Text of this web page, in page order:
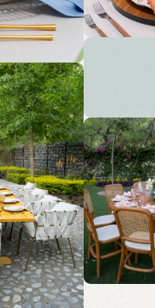
Eventos
nuestra
mobiliario
tu estilo y